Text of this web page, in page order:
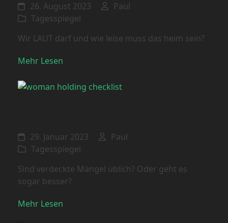
26. August 2023
Paul
Tagesspiegel
Wir LAUT darf und wie leise muss das heim sein?
Mehr Lesen
29. Januar 2023
Paul
Tagesspiegel
Sind verdeckte Mängel üblich? Oder geht es
sogar besser?
Mehr Lesen